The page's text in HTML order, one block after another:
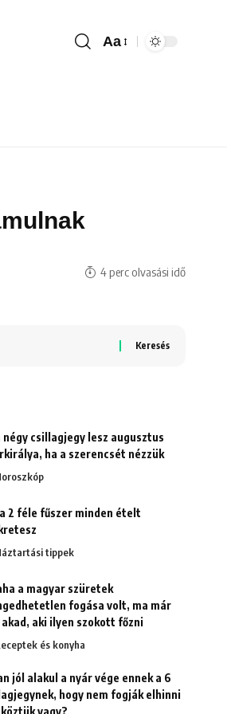
Aa
4 perc olvasási idő
négy csillagjegy lesz augusztus
ha a szerencsét nézzük
2 féle fűszer minden ételt
tippek
a magyar szüretek
fogása volt, ma már
aki ilyen szokott főzni
és konyha
jól alakul a nyár vége ennek a 6
hogy nem fogják elhinni
vagy?